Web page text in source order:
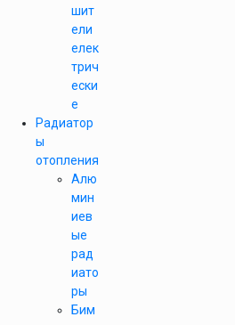
шит
ели
елек
трич
ески
е
Радиатор
ы
отопления
Алю
мин
иев
ые
рад
иато
ры
Бим